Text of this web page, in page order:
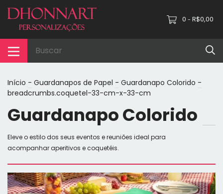
0 - R$0,00
Início - Guardanapos de Papel - Guardanapo Colorido -
breadcrumbs.coquetel-33-cm-x-33-cm
Guardanapo Colorido
Eleve o estilo dos seus eventos e reuniões ideal para
acompanhar aperitivos e coquetéis.